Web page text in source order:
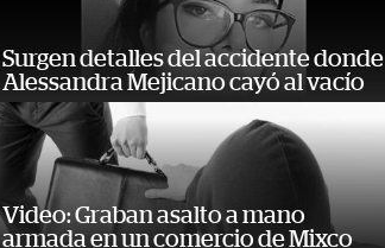
Surgen detalles del accidente donde
Alessandra Mejicano cayó al vacío
Video: Graban asalto a mano
armada en un comercio de Mixco